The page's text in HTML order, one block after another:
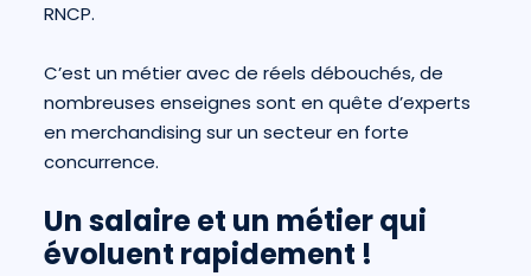
RNCP.
C’est un métier avec de réels débouchés, de
nombreuses enseignes sont en quête d’experts
en merchandising sur un secteur en forte
concurrence.
Un salaire et un métier qui
évoluent rapidement !